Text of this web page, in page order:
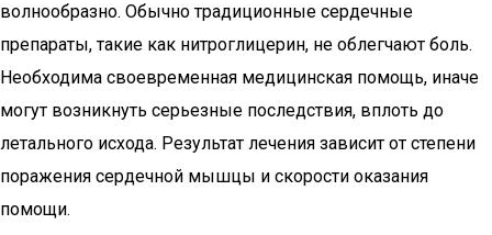
волнообразно. Обычно традиционные сердечные
препараты, такие как нитроглицерин, не облегчают боль.
Необходима своевременная медицинская помощь, иначе
могут возникнуть серьезные последствия, вплоть до
летального исхода. Результат лечения зависит от степени
поражения сердечной мышцы и скорости оказания
помощи.